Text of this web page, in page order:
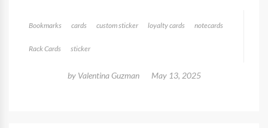
Bookmarks cards custom sticker loyalty cards notecards
Rack Cards sticker
by Valentina Guzman May 13, 2025